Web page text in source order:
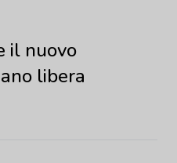
il nuovo
libera